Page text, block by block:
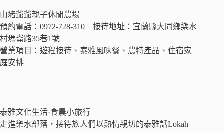
山豬爺爺親子休閒農場
預約電話：0972-728-310 接待地址：宜蘭縣大同鄉樂水
村瑪崙路35巷1號
營業項目：遊程接待、泰雅風味餐、農特產品、住宿家
庭安排
泰雅文化生活·食農小旅行
走進樂水部落，接待族人們以熱情親切的泰雅話Lokah